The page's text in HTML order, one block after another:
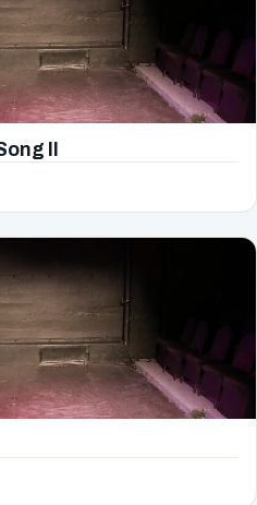
II